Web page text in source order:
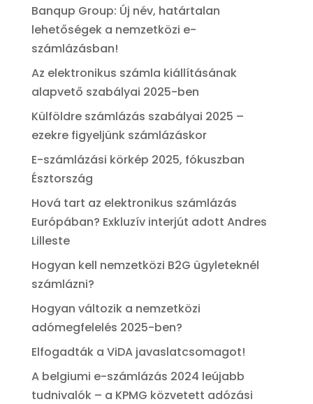
Banqup Group: Új név, határtalan
lehetőségek a nemzetközi e-
számlázásban!
Az elektronikus számla kiállításának
alapvető szabályai 2025-ben
Külföldre számlázás szabályai 2025 –
ezekre figyeljünk számlázáskor
E-számlázási körkép 2025, fókuszban
Észtország
Hová tart az elektronikus számlázás
Európában? Exkluzív interjút adott Andres
Lilleste
Hogyan kell nemzetközi B2G ügyleteknél
számlázni?
Hogyan változik a nemzetközi
adómegfelelés 2025-ben?
Elfogadták a ViDA javaslatcsomagot!
A belgiumi e-számlázás 2024 leújabb
tudnivalók – a KPMG közvetett adózási